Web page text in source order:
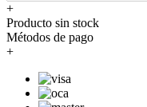
+
Producto sin stock
Métodos de pago
+